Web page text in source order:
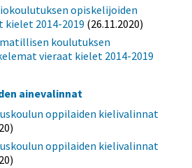
opiskelijoiden
2014-2019 (26.11.2020)
koulutuksen
vieraat kielet 2014-2019
ainevalinnat
oppilaiden kielivalinnat
oppilaiden kielivalinnat